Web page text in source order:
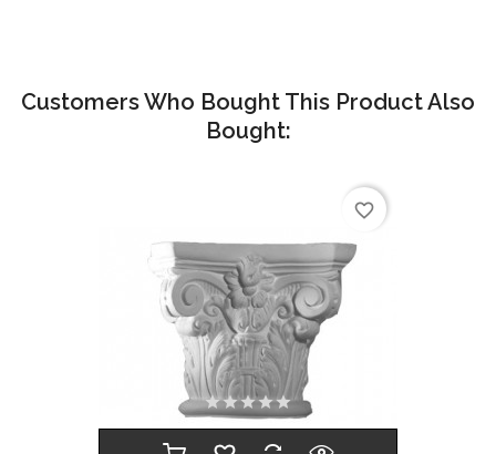
Customers Who Bought This Product Also
Bought:
favorite_border